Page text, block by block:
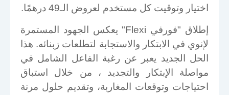
اختيار وتوقيت كل مستخدم لعروض الـ49 درهمًا
.
إطلاق "فورفي Flexi" يعكس الجهود المستمرة
لإنوي في الابتكار والاستجابة لتطلعات زبنائه. هذا
الحل الجديد يعبر عن رغبة الفاعل الشامل في
مواصلة الإبتكار والتجديد ، من خلال استباق
احتياجات وتوقعات المغاربة، وتقديم حلول مرنة